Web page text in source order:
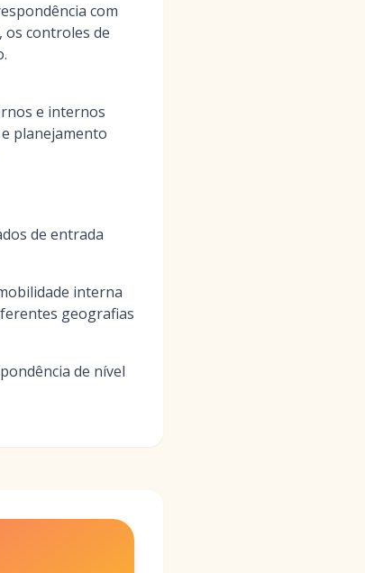
com
os controles de
e internos
planejamento
de entrada
interna
geografias
de nível